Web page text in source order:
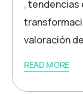
,tendencias
valoración
READ MORE